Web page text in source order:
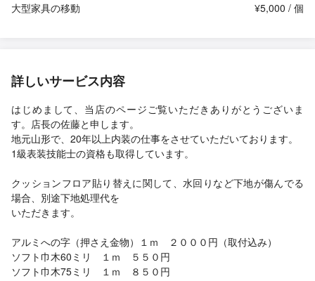
大型家具の移動
¥5,000 / 個
詳しいサービス内容
はじめまして、当店のページご覧いただきありがとうございま
す。店長の佐藤と申します。
地元山形で、20年以上内装の仕事をさせていただいております。
1級表装技能士の資格も取得しています。
クッションフロア貼り替えに関して、水回りなど下地が傷んでる
場合、別途下地処理代を
いただきます。
アルミへの字（押さえ金物）１ｍ ２０００円（取付込み）
ソフト巾木60ミリ １ｍ ５５０円
ソフト巾木75ミリ １ｍ ８５０円